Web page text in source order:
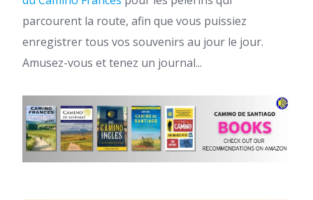
parcourent la route, afin que vous puissiez
enregistrer tous vos souvenirs au jour le jour.
Amusez-vous et tenez un journal...